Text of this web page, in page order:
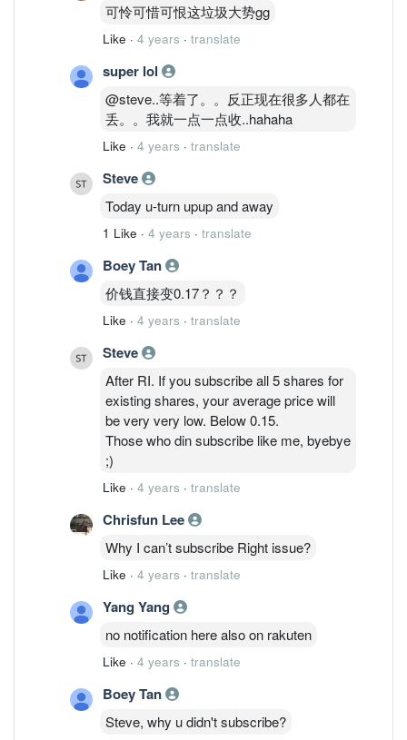
可怜可惜可恨这垃圾大势gg
Like · 4 years · translate
super lol
@steve..等着了。。反正现在很多人都在
丢。。我就一点一点收..hahaha
Like · 4 years · translate
Steve
Today u-turn upup and away
1 Like · 4 years · translate
Boey Tan
价钱直接变0.17？？？
Like · 4 years · translate
Steve
After RI. If you subscribe all 5 shares for
existing shares, your average price will
be very very low. Below 0.15.
Those who din subscribe like me, byebye
;)
Like · 4 years · translate
Chrisfun Lee
Why I can’t subscribe Right issue?
Like · 4 years · translate
Yang Yang
no notification here also on rakuten
Like · 4 years · translate
Boey Tan
Steve, why u didn't subscribe?